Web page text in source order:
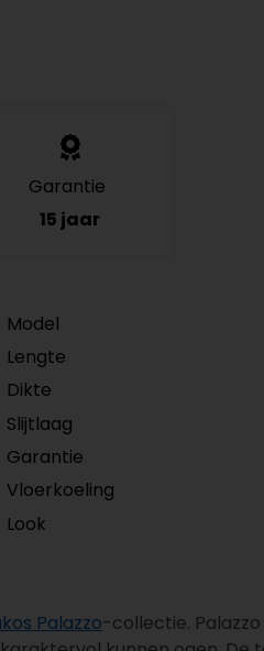
Garantie
15 jaar
Model
Lengte
Dikte
Slijtlaag
Garantie
Vloerkoeling
Look
Palazzo-collectie.